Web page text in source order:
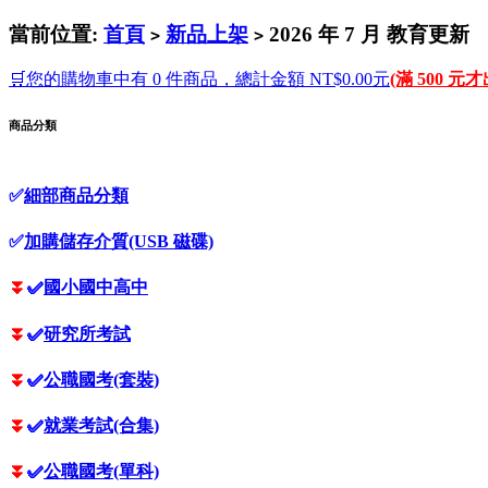
當前位置: 首頁 > 新品上架 > 2026 年 7 月 教育更新
🛒您的購物車中有 0 件商品，總計金額 NT$0.00元(滿 500 元才
商品分類
✅細部商品分類
✅加購儲存介質(USB 磁碟)
⏬ ✅國小國中高中
⏬ ✅研究所考試
⏬ ✅公職國考(套裝)
⏬ ✅就業考試(合集)
⏬ ✅公職國考(單科)